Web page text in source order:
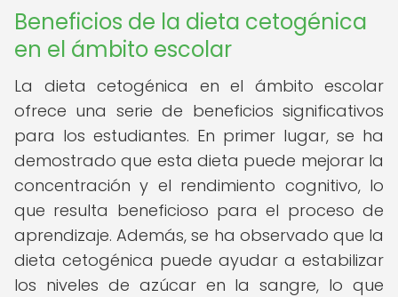
Beneficios de la dieta cetogénica
en el ámbito escolar
La dieta cetogénica en el ámbito escolar
ofrece una serie de beneficios significativos
para los estudiantes. En primer lugar, se ha
demostrado que esta dieta puede mejorar la
concentración y el rendimiento cognitivo, lo
que resulta beneficioso para el proceso de
aprendizaje. Además, se ha observado que la
dieta cetogénica puede ayudar a estabilizar
los niveles de azúcar en la sangre, lo que